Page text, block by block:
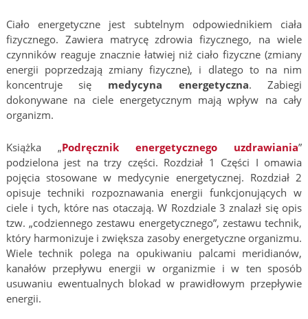
Ciało energetyczne jest subtelnym odpowiednikiem ciała
fizycznego. Zawiera matrycę zdrowia fizycznego, na wiele
czynników reaguje znacznie łatwiej niż ciało fizyczne (zmiany
energii poprzedzają zmiany fizyczne), i dlatego to na nim
koncentruje się medycyna energetyczna. Zabiegi
dokonywane na ciele energetycznym mają wpływ na cały
organizm.
Książka „Podręcznik energetycznego uzdrawiania”
podzielona jest na trzy części. Rozdział 1 Części I omawia
pojęcia stosowane w medycynie energetycznej. Rozdział 2
opisuje techniki rozpoznawania energii funkcjonujących w
ciele i tych, które nas otaczają. W Rozdziale 3 znalazł się opis
tzw. „codziennego zestawu energetycznego”, zestawu technik,
który harmonizuje i zwiększa zasoby energetyczne organizmu.
Wiele technik polega na opukiwaniu palcami meridianów,
kanałów przepływu energii w organizmie i w ten sposób
usuwaniu ewentualnych blokad w prawidłowym przepływie
energii.